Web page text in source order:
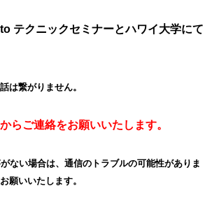
テクニックセミナーとハワイ大学にて
は繋がりません。
らご連絡をお願いいたします。
ない場合は、通信のトラブルの可能性がありま
願いいたします。